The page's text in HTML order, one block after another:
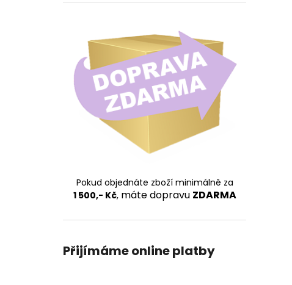
Pokud objednáte zboží minimálně za
1 500,- Kč,máte dopravu ZDARMA
Přijímáme online platby